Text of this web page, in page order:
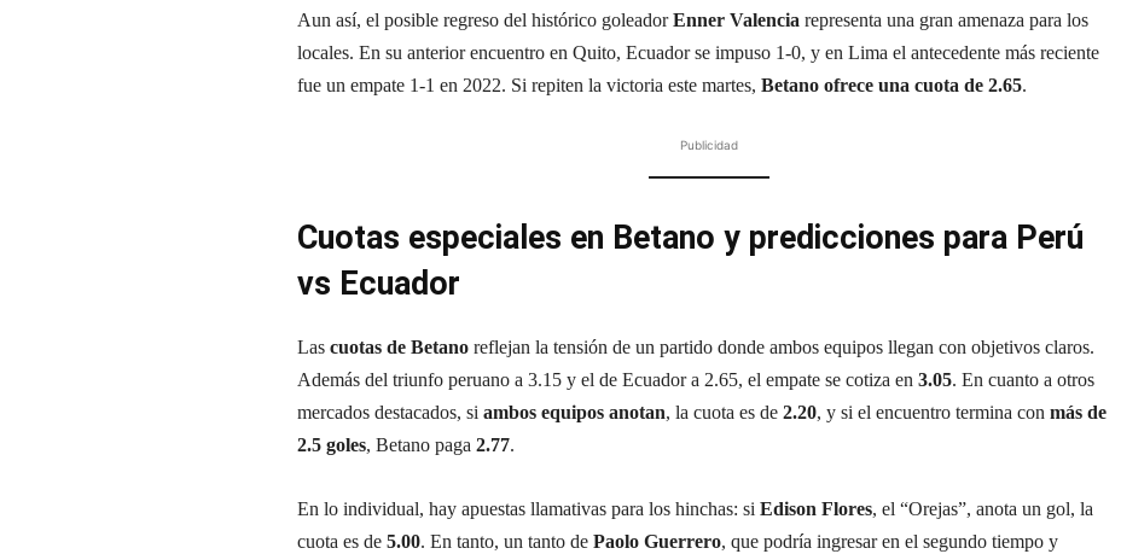
Aun así, el posible regreso del histórico goleadorEnner Valencia representa una gran amenaza para los
locales. En su anterior encuentro en Quito, Ecuador se impuso 1-0, y en Lima el antecedente más reciente
fue un empate 1-1 en 2022. Si repiten la victoria este martes, Betano ofrece una cuota de 2.65.
Publicidad
Cuotas especiales en Betano y predicciones para Perú
vs Ecuador
Las cuotas de Betano reflejan la tensión de un partido donde ambos equipos llegan con objetivos claros.
Además del triunfo peruano a 3.15 y el de Ecuador a 2.65, el empate se cotiza en 3.05. En cuanto a otros
mercados destacados, si ambos equipos anotan, la cuota es de 2.20, y si el encuentro termina con más de
2.5 goles, Betano paga 2.77.
En lo individual, hay apuestas llamativas para los hinchas: si Edison Flores, el “Orejas”, anota un gol, la
cuota es de 5.00. En tanto, un tanto de Paolo Guerrero, que podría ingresar en el segundo tiempo y